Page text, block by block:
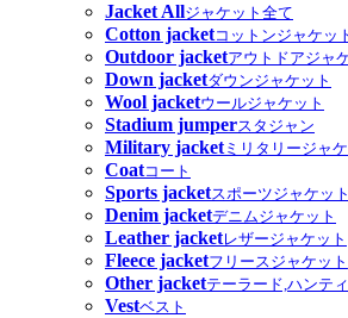
Jacket Allジャケット全て
Cotton jacketコットンジャケッ
Outdoor jacketアウトドアジャ
Down jacketダウンジャケット
Wool jacketウールジャケット
Stadium jumperスタジャン
Military jacketミリタリージャ
Coatコート
Sports jacketスポーツジャケット
Denim jacketデニムジャケット
Leather jacketレザージャケット
Fleece jacketフリースジャケット
Other jacketテーラード,ハンテ
Vestベスト